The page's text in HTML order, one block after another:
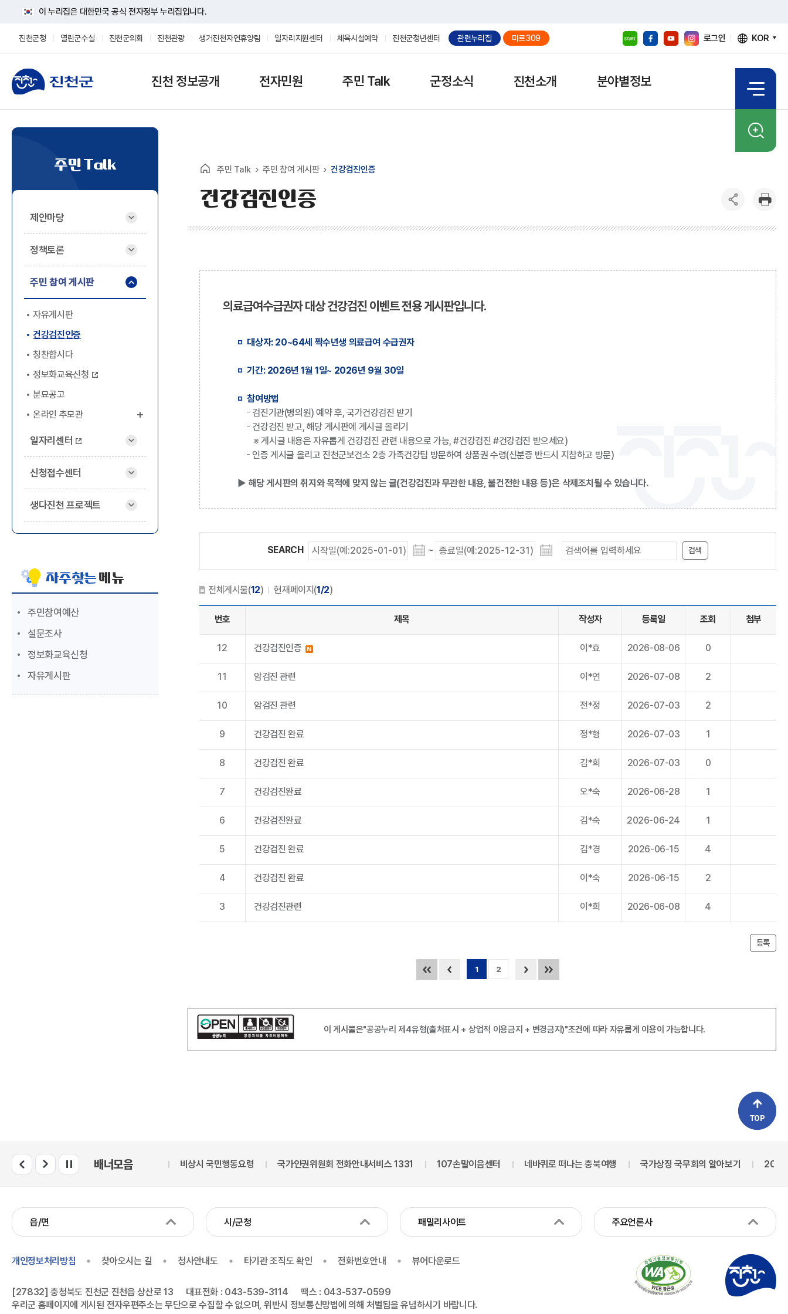
이 누리집은 대한민국 공식 전자정부 누리집입니다.
진천군청 열린군수실 진천군의회 진천관광 생거진천자연휴양림 일자리지원센터 체육시설예약 진천군청년센터 관련누리집 미르309 로그인 KOR
진천 정보공개 전자민원 주민 Talk 군정소식 진천소개 분야별정보
주민 Talk
제안마당
정책토론
주민 참여 게시판
자유게시판
건강검진인증
칭찬합시다
정보화교육신청
분묘공고
온라인 추모관
일자리센터
신청접수센터
생다진천 프로젝트
자주찾는 메뉴
주민참여예산
설문조사
정보화교육신청
자유게시판
주민 Talk 주민 참여 게시판 건강검진인증
건강검진인증
의료급여수급권자 대상 건강검진 이벤트 전용 게시판입니다.
대상자: 20~64세 짝수년생 의료급여 수급권자
기간: 2026년 1월 1일~ 2026년 9월 30일
참여방법
검진기관(병의원) 예약 후, 국가건강검진 받기
건강검진 받고, 해당 게시판에 게시글 올리기
※ 게시글 내용은 자유롭게 건강검진 관련 내용으로 가능, #건강검진 #건강검진 받으세요)
인증 게시글 올리고 진천군보건소 2층 가족건강팀 방문하여 상품권 수령(신분증 반드시 지참하고 방문)
▶ 해당 게시판의 취지와 목적에 맞지 않는 글(건강검진과 무관한 내용, 불건전한 내용 등)은 삭제조치될 수 있습니다.
SEARCH ~ 검색
전체게시물(12) 현재페이지(1/2)
번호 제목 작성자 등록일 조회 첨부
12 건강검진인증 이*효 2026-08-06 0
11 암검진 관련 이*연 2026-07-08 2
10 암검진 관련 전*정 2026-07-03 2
9 건강검진 완료 정*형 2026-07-03 1
8 건강검진 완료 김*희 2026-07-03 0
7 건강검진완료 오*숙 2026-06-28 1
6 건강검진완료 김*숙 2026-06-24 1
5 건강검진 완료 김*경 2026-06-15 4
4 건강검진 완료 이*숙 2026-06-15 2
3 건강검진관련 이*희 2026-06-08 4
등록
현재 페이지
1 2
이 게시물은"공공누리 제4유형(출처표시 + 상업적 이용금지 + 변경금지)"조건에 따라 자유롭게 이용이 가능합니다.
배너모음
관보시스템 중소기업 옴부즈만 비상시 국민행동요령 국가인권위원회 전화안내서비스 1331 107손말이음센터 네바퀴로 떠나는 충북여행 국가상징 국무회의 알아보기 2027 충청
읍/면 시/군청 패밀리사이트 주요언론사
개인정보처리방침 찾아오시는 길 청사안내도 타기관 조직도 확인 전화번호안내 뷰어다운로드
[27832] 충청북도 진천군 진천읍 상산로 13 대표전화 : 043-539-3114
팩스 : 043-537-0599
우리군 홈페이지에 게시된 전자우편주소는 무단으로 수집할 수 없으며, 위반시 정보통신망법에 의해 처벌됨을 유념하시기 바랍니다.